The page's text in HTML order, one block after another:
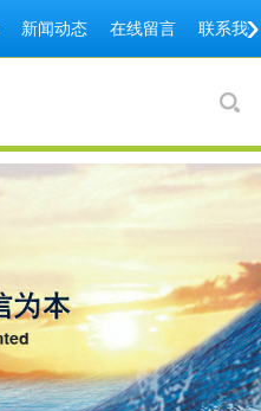
新闻动态 在线留言 联系我›